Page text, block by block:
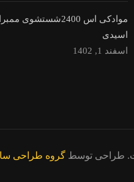
موادکی اس 2400شستشوی
اسیدی
اسفند 1, 1402
طراحی توسطگروه طراحی